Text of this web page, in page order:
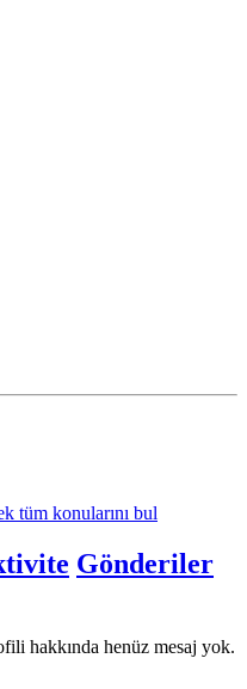
tüm konularını bul
Gönderiler
hakkında henüz mesaj yok.